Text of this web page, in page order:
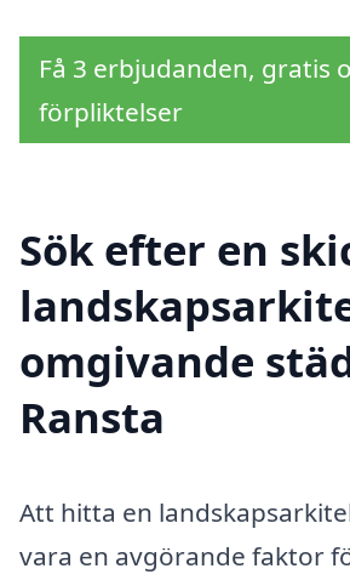
Få 3 erbjudanden, gratis
förpliktelser
Sök efter en
omgivande
Ransta
Att hitta en
vara en avgörande faktor